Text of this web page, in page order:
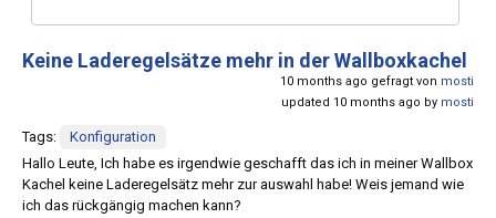
Keine Laderegelsätze mehr in der Wallboxkachel
10 months ago gefragt von mosti
updated 10 months ago by mosti
Tags:
Konfiguration
Hallo Leute, Ich habe es irgendwie geschafft das ich in meiner Wallbox
Kachel keine Laderegelsätz mehr zur auswahl habe! Weis jemand wie
ich das rückgängig machen kann?